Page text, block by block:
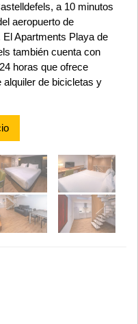
a 10 minutos
aeropuerto de
El Apartments Playa de
también cuenta con
horas que ofrece
alquiler de bicicletas y